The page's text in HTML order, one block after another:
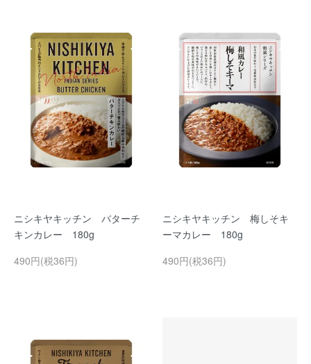
ニシキヤキッチン バターチ
キンカレー 180g
490円(税36円)
ニシキヤキッチン 梅しそキ
ーマカレー 180g
490円(税36円)